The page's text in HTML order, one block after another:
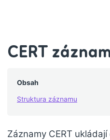
CERT
Obsah
Struktura záznamu
Záznamy CERT